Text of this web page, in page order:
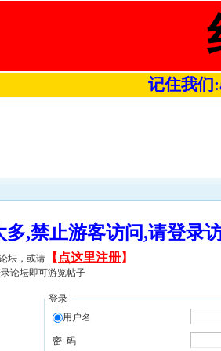
记住我们
多,禁止游客访问,请登
坛，或请 【 点这里注册】
论坛即可游览帖子
登录
用户名
密 码